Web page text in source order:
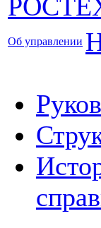
Об управлении